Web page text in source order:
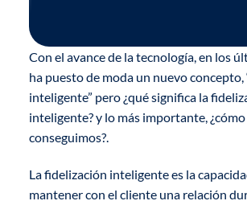
Con el avance de la tecnología, en los
ha puesto de moda un nuevo concepto,
inteligente” pero ¿qué significa la
inteligente? y lo más importante,
conseguimos?.
La fidelización inteligente es la
mantener con el cliente una relación